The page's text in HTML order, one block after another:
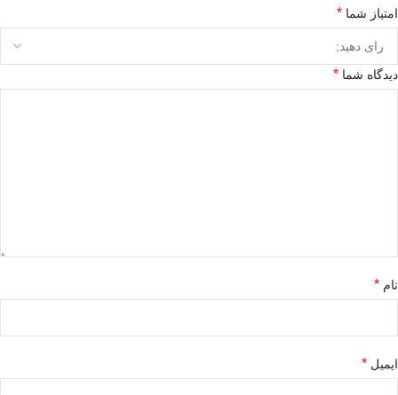
امتیاز شما *
دیدگاه شما *
نام *
ایمیل *